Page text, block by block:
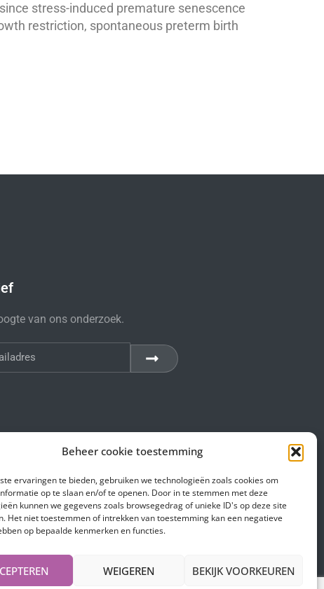
Beheer cookie toestemming
ervaringen te bieden, gebruiken we technologieën zoals cookies om
op te slaan en/of te openen. Door in te stemmen met deze
kunnen we gegevens zoals browsegedrag of unieke ID's op deze site
Het niet toestemmen of intrekken van toestemming kan een negatieve
op bepaalde kenmerken en functies.
WEIGEREN BEKIJK VOORKEUREN
stress-induced premature senescence
restriction, spontaneous preterm birth
van ons onderzoek.